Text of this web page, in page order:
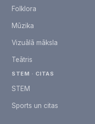
Folklora
Mūzika
Vizuālā māksla
Teātris
STEM · CITAS
STEM
Sports un citas